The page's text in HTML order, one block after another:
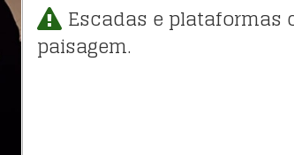
Escadas e plataformas
paisagem.